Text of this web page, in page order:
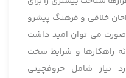
خلاقی و فرهنگ پیشرو
صورت می توان امید داشت
راهکارها و شرایط سخت
نیاز شامل حروفچینی